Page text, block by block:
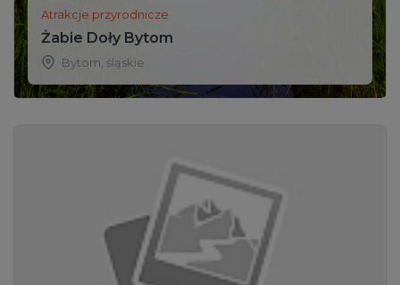
Atrakcje przyrodnicze
Żabie Doły Bytom
Bytom śląskie